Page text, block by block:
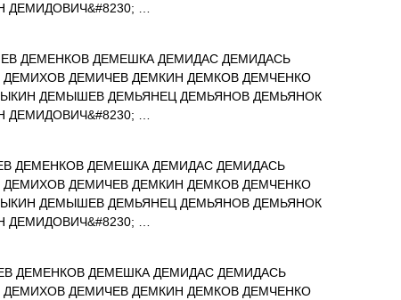
…
ДЕМЕНКОВ ДЕМЕШКА ДЕМИДАС ДЕМИДАСЬ
ДЕМИЧЕВ ДЕМКИН ДЕМКОВ ДЕМЧЕНКО
ДЕМЫШЕВ ДЕМЬЯНЕЦ ДЕМЬЯНОВ ДЕМЬЯНОК
…
ДЕМЕНКОВ ДЕМЕШКА ДЕМИДАС ДЕМИДАСЬ
ДЕМИЧЕВ ДЕМКИН ДЕМКОВ ДЕМЧЕНКО
ДЕМЫШЕВ ДЕМЬЯНЕЦ ДЕМЬЯНОВ ДЕМЬЯНОК
…
ДЕМЕНКОВ ДЕМЕШКА ДЕМИДАС ДЕМИДАСЬ
ДЕМИЧЕВ ДЕМКИН ДЕМКОВ ДЕМЧЕНКО